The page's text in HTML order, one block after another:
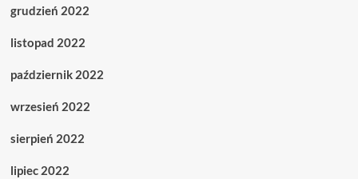
grudzień 2022
listopad 2022
październik 2022
wrzesień 2022
sierpień 2022
lipiec 2022